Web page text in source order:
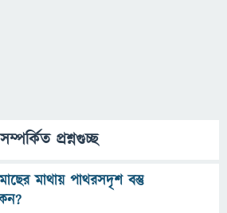
সম্পর্কিত প্রশ্নগুচ্ছ
মাথায় পাথরসদৃশ বস্তু